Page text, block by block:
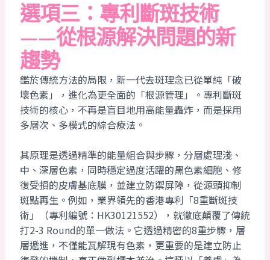
選項三：專利斷斑技術
——從根源解決問題的新
趨勢
鑑於傳統方法的局限，新一代去斑理念已從單純「破
壞色素」，進化為更全面的「根源管理」。專利斷斑
技術的核心，不再是盲目地用高能量轟炸，而是採用
多層次、多模式的綜合療法。
其原理是透過精準的能量組合與步驟，分層處理淺、
中、深層色素，同時穩定過度活躍的黑色素細胞、修
復受損的皮膚基底膜，並建立防禦屏障，從源頭抑制
斑點再生。例如，業界領先的香港專利「8重斷斑技
術」（專利編號：HK30121552），就徹底顛覆了傳統
打2-3 Round的單一做法。它透過精密的8重步驟，層
層遞進，不僅能瓦解現有色素，更重要的是建立防止